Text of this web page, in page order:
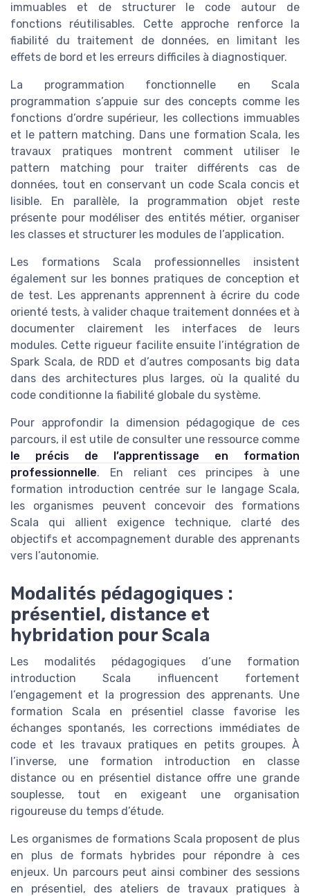
immuables et de structurer le code autour de
fonctions réutilisables. Cette approche renforce la
fiabilité du traitement de données, en limitant les
effets de bord et les erreurs difficiles à diagnostiquer.
La programmation fonctionnelle en Scala
programmation s’appuie sur des concepts comme les
fonctions d’ordre supérieur, les collections immuables
et le pattern matching. Dans une formation Scala, les
travaux pratiques montrent comment utiliser le
pattern matching pour traiter différents cas de
données, tout en conservant un code Scala concis et
lisible. En parallèle, la programmation objet reste
présente pour modéliser des entités métier, organiser
les classes et structurer les modules de l’application.
Les formations Scala professionnelles insistent
également sur les bonnes pratiques de conception et
de test. Les apprenants apprennent à écrire du code
orienté tests, à valider chaque traitement données et à
documenter clairement les interfaces de leurs
modules. Cette rigueur facilite ensuite l’intégration de
Spark Scala, de RDD et d’autres composants big data
dans des architectures plus larges, où la qualité du
code conditionne la fiabilité globale du système.
Pour approfondir la dimension pédagogique de ces
parcours, il est utile de consulter une ressource comme
le précis de l’apprentissage en formation
professionnelle. En reliant ces principes à une
formation introduction centrée sur le langage Scala,
les organismes peuvent concevoir des formations
Scala qui allient exigence technique, clarté des
objectifs et accompagnement durable des apprenants
vers l’autonomie.
Modalités pédagogiques :
présentiel, distance et
hybridation pour Scala
Les modalités pédagogiques d’une formation
introduction Scala influencent fortement
l’engagement et la progression des apprenants. Une
formation Scala en présentiel classe favorise les
échanges spontanés, les corrections immédiates de
code et les travaux pratiques en petits groupes. À
l’inverse, une formation introduction en classe
distance ou en présentiel distance offre une grande
souplesse, tout en exigeant une organisation
rigoureuse du temps d’étude.
Les organismes de formations Scala proposent de plus
en plus de formats hybrides pour répondre à ces
enjeux. Un parcours peut ainsi combiner des sessions
en présentiel, des ateliers de travaux pratiques à